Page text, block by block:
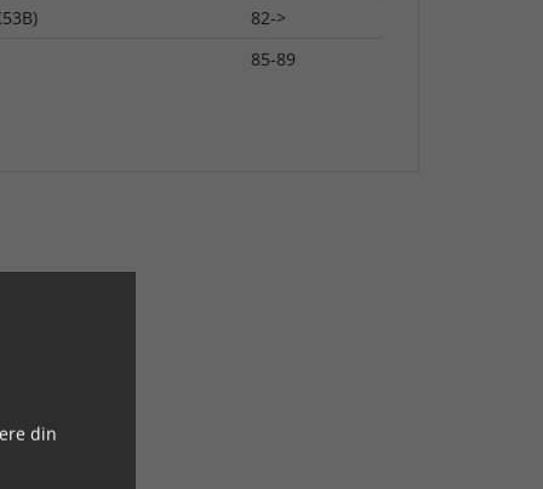
82->
85-89
din